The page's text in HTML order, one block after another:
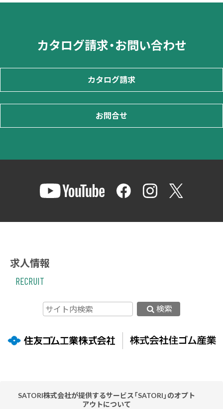
カタログ請求・お問い合わせ
カタログ請求
お問合せ
求人情報
RECRUIT
検索
SATORI株式会社が提供するサービス「SATORI」のオプト
アウトについて